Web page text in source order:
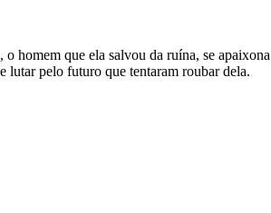
que ela salvou da ruína, se
lutar pelo futuro que tentaram roubar dela.